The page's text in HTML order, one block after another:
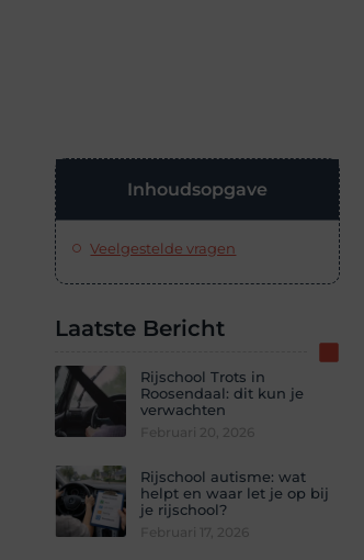
Inhoudsopgave
Veelgestelde vragen
Laatste Bericht
Rijschool Trots in
Roosendaal: dit kun je
verwachten
Rijschool autisme: wat
helpt en waar let je op bij
je rijschool?